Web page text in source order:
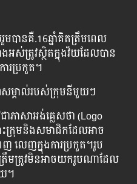
ានគឺ.16ឆ្នាំគិតត្រឹមពេល
អស់ត្រូវស្ថិតក្នុងវ័យដែលបាន
រប្រកួត។
សម្គាល់របស់ក្រុមនីមួយៗ
ាសាអង់គ្លេសថា (Logo
ះក្រុមនិងសមាជិកដែលអាច
ញ លេញក្នុងការប្រកួត។រូប
មត្រូវមិនអាចយករូបណាដែល
។